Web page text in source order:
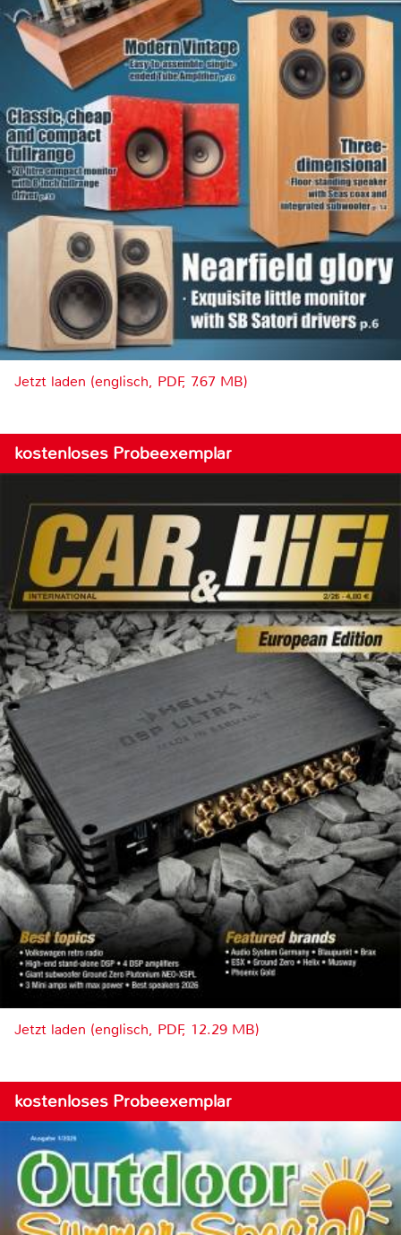
Jetzt laden (englisch, PDF, 7.67 MB)
kostenloses Probeexemplar
Jetzt laden (englisch, PDF, 12.29 MB)
kostenloses Probeexemplar